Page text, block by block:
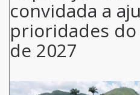
convidada a
prioridades
de 2027